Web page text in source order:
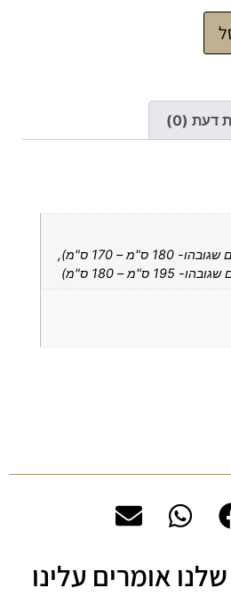
דעת (0)
מידה 60 (מתאים לאדם שגובהו- 180 ס"מ – 170 ס"מ),
אומרים עלינו